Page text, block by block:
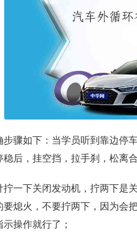
步骤如下：当学员听到靠边停
稳后，挂空挡，拉手刹，松离
拧一下关闭发动机，拧两下是
要熄火，不要拧两下，因为会
操作就行了；